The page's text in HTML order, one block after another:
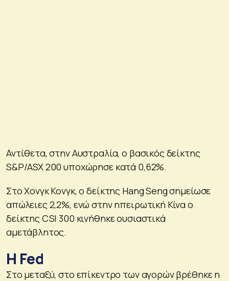
Αντίθετα, στην Αυστραλία, ο βασικός δείκτης
S&P/ASX 200 υποχώρησε κατά 0,62%.
Στο Χονγκ Κονγκ, ο δείκτης Hang Seng σημείωσε
απώλειες 2,2%, ενώ στην ηπειρωτική Κίνα ο
δείκτης CSI 300 κινήθηκε ουσιαστικά
αμετάβλητος.
Η Fed
Στο μεταξύ, στο επίκεντρο των αγορών βρέθηκε η